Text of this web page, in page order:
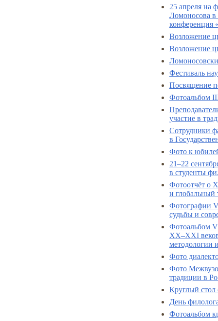
25 апреля на
Ломоносова в
конференция
Возложение
Возложение
Фестиваль
Посвящение
Фотоальбом
участие в
Сотрудники
в
Фото к
21–22
в студенты
Фотоотчёт о
и глобальный
Фотографии
судьбы и
Фотоальбом
XX–XXI
методологии
Фото
Фото
традиции в
Круглый
День
Фотоальбом